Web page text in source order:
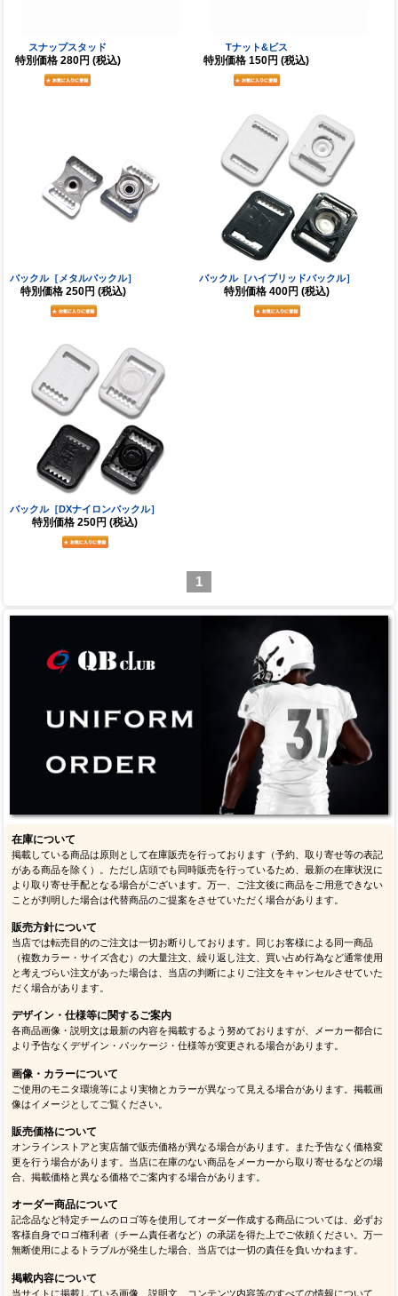
スナップスタッド
特別価格 280円 (税込)
Tナット&ビス
特別価格 150円 (税込)
バックル［メタルバックル］
特別価格 250円 (税込)
バックル［ハイブリッドバックル］
特別価格 400円 (税込)
バックル［DXナイロンバックル］
特別価格 250円 (税込)
1
在庫について
掲載している商品は原則として在庫販売を行っております（予約、取り寄せ等の表記
がある商品を除く）。ただし店頭でも同時販売を行っているため、最新の在庫状況に
より取り寄せ手配となる場合がございます。万一、ご注文後に商品をご用意できない
ことが判明した場合は代替商品のご提案をさせていただく場合があります。
販売方針について
当店では転売目的のご注文は一切お断りしております。同じお客様による同一商品
（複数カラー・サイズ含む）の大量注文、繰り返し注文、買い占め行為など通常使用
と考えづらい注文があった場合は、当店の判断によりご注文をキャンセルさせていた
だく場合があります。
デザイン・仕様等に関するご案内
各商品画像・説明文は最新の内容を掲載するよう努めておりますが、メーカー都合に
より予告なくデザイン・パッケージ・仕様等が変更される場合があります。
画像・カラーについて
ご使用のモニタ環境等により実物とカラーが異なって見える場合があります。掲載画
像はイメージとしてご覧ください。
販売価格について
オンラインストアと実店舗で販売価格が異なる場合があります。また予告なく価格変
更を行う場合があります。当店に在庫のない商品をメーカーから取り寄せるなどの場
合、掲載価格と異なる価格でご案内する場合があります。
オーダー商品について
記念品など特定チームのロゴ等を使用してオーダー作成する商品については、必ずお
客様自身でロゴ権利者（チーム責任者など）の承諾を得た上でご依頼ください。万一
無断使用によるトラブルが発生した場合、当店では一切の責任を負いかねます。
掲載内容について
当サイトに掲載している画像、説明文、コンテンツ内容等のすべての情報について、